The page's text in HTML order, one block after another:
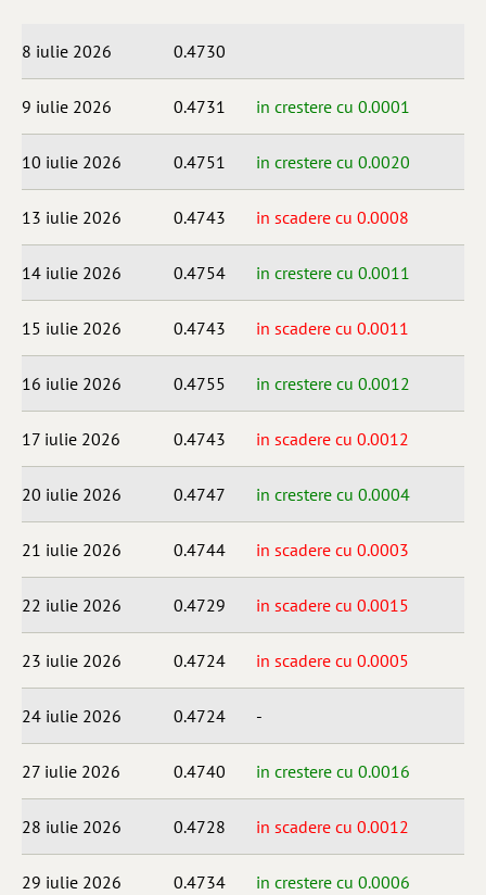
8 iulie 2026 0.4730
9 iulie 2026 0.4731 in crestere cu 0.0001
10 iulie 2026 0.4751 in crestere cu 0.0020
13 iulie 2026 0.4743 in scadere cu 0.0008
14 iulie 2026 0.4754 in crestere cu 0.0011
15 iulie 2026 0.4743 in scadere cu 0.0011
16 iulie 2026 0.4755 in crestere cu 0.0012
17 iulie 2026 0.4743 in scadere cu 0.0012
20 iulie 2026 0.4747 in crestere cu 0.0004
21 iulie 2026 0.4744 in scadere cu 0.0003
22 iulie 2026 0.4729 in scadere cu 0.0015
23 iulie 2026 0.4724 in scadere cu 0.0005
24 iulie 2026 0.4724 -
27 iulie 2026 0.4740 in crestere cu 0.0016
28 iulie 2026 0.4728 in scadere cu 0.0012
29 iulie 2026 0.4734 in crestere cu 0.0006